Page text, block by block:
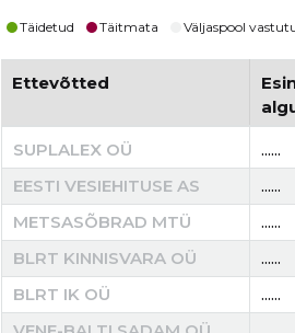
Täidetud Täitmata Väljaspool
Ettevõtted
SUPLALEX OÜ ......
EESTI VESIEHITUSE AS
......
METSASÕBRAD MTÜ
......
BLRT KINNISVARA OÜ
......
BLRT IK OÜ
......